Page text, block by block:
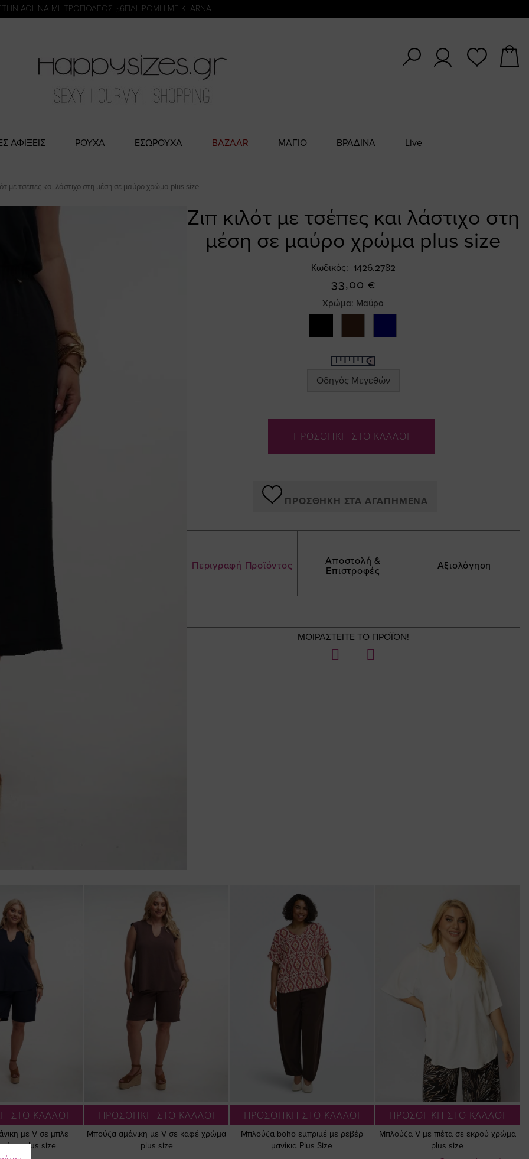
ΑΘΗΝΑ ΜΗΤΡΟΠΟΛΕΩΣ 56ΠΛΗΡΩΜΗ ΜΕ KLARNA
ΑΦΙΞΕΙΣ ΡΟΥΧΑ ΕΣΩΡΟΥΧΑ BAZAAR ΜΑΓΙΟ ΒΡΑΔΙΝΑ Live
με τσέπες και λάστιχο στη μέση σε μαύρο χρώμα plus size
Ζιπ κιλότ με τσέπες και λάστιχο στη
μέση σε μαύρο χρώμα plus size
Κωδικός 1426.2782
33,00 €
Χρώμα: Μαύρο
Οδηγός Μεγεθών
ΠΡΟΣΘΗΚΗ ΣΤΟ ΚΑΛΑΘΙ
ΠΡΟΣΘΉΚΗ ΣΤΑ ΑΓΑΠΗΜΈΝΑ
Περιγραφή Προϊόντος
Αποστολή &
Επιστροφές
Αξιολόγηση
ΜΟΙΡΑΣΤΕΙΤΕ ΤΟ ΠΡΟΪΟΝ!
ΣΤΟ ΚΑΛΑΘΙ
με V σε μπλε
plus size
ΠΡΟΣΘΗΚΗ ΣΤΟ ΚΑΛΑΘΙ
Μπούζα αμάνικη με V σε καφέ χρώμα
plus size
ΠΡΟΣΘΗΚΗ ΣΤΟ ΚΑΛΑΘΙ
Μπλούζα boho εμπριμέ με ρεβέρ
μανίκια Plus Size
ΠΡΟΣΘΗΚΗ ΣΤΟ ΚΑΛΑΘΙ
Μπλούζα V με πιέτα σε εκρού χρώμα
plus size